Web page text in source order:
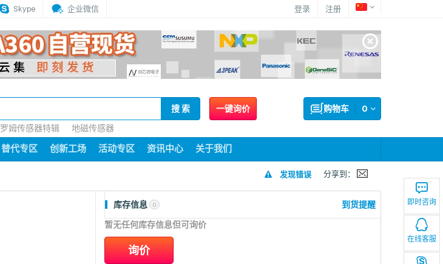
Skype 企业微信 登录 注册
即时咨询
在线客服
一键询价 0
购物车
搜 索
罗姆传感器特辑 地磁传感器
替代专区 创新工场 活动专区 资讯中心 关于我们
发现错误 分享到：
库存信息 0 到货提醒
暂无任何库存信息但可询价
询价